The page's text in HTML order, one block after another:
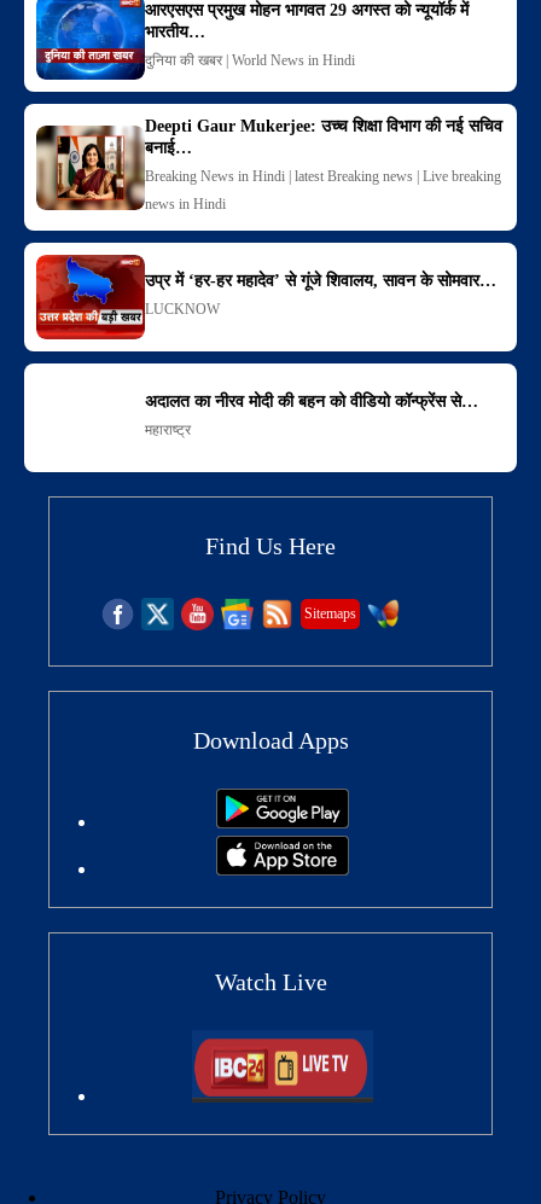
आरएसएस प्रमुख मोहन भागवत 29 अगस्त को न्यूयॉर्क में
भारतीय…
दुनिया की खबर | World News in Hindi
Deepti Gaur Mukerjee: उच्च शिक्षा विभाग की नई सचिव
बनाई…
Breaking News in Hindi | latest Breaking news | Live breaking
news in Hindi
उप्र में ‘हर-हर महादेव’ से गूंजे शिवालय, सावन के सोमवार…
LUCKNOW
अदालत का नीरव मोदी की बहन को वीडियो कॉन्फ्रेंस से…
महाराष्ट्र
Find Us Here
Sitemaps
Download Apps
Watch Live
Privacy Policy